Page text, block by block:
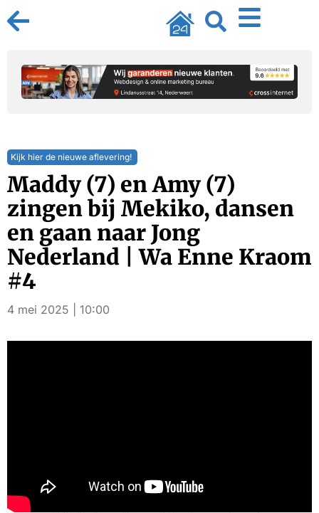
Kijk hier de nieuwe aflevering!
Maddy (7) en Amy (7)
zingen bij Mekiko, dansen
en gaan naar Jong
Nederland | Wa Enne Kraom
#4
4 mei 2025 | 10:00